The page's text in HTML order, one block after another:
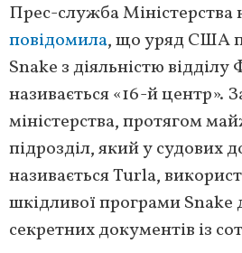
Прес-служба
повідомила, що уряд США
Snake з діяльністю
називається «16-й центр».
міністерства, протягом
підрозділ, який у судових
називається Turla,
шкідливої програми Snake
секретних документів із